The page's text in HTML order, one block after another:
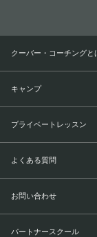
クーバー・コーチングと
キャンプ
プライベートレッスン
よくある質問
お問い合わせ
パートナースクール